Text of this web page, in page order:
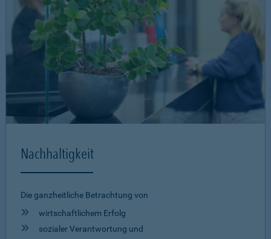
Nachhaltigkeit
Die ganzheitliche Betrachtung von
wirtschaftlichem Erfolg
sozialer Verantwortung und